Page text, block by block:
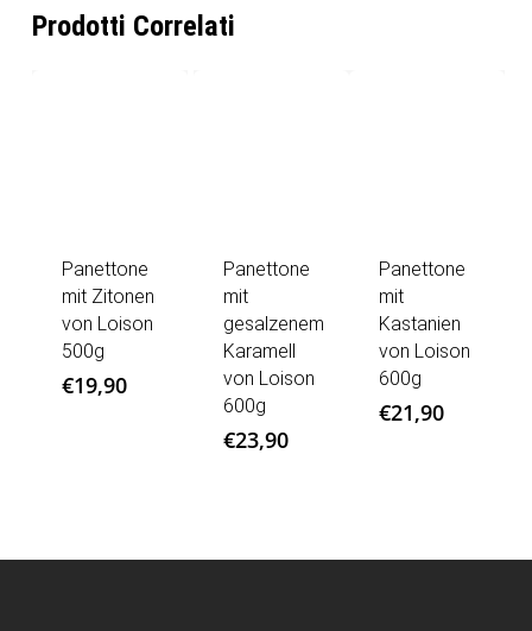
Prodotti Correlati
Panettone
mit Zitonen
von Loison
500g
€19,90
Panettone
mit
gesalzenem
Karamell
von Loison
600g
€23,90
Panettone
mit
Kastanien
von Loison
600g
€21,90